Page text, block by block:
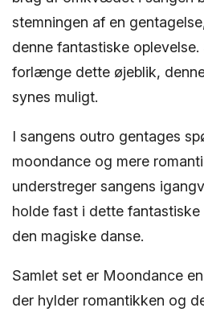
stemningen af ​​en
denne fantastiske
forlænge dette øjeblik,
synes muligt.
I sangens outro gentages
moondance og mere
understreger sangens
holde fast i dette
den magiske danse.
Samlet set er Moondance
der hylder romantikken og